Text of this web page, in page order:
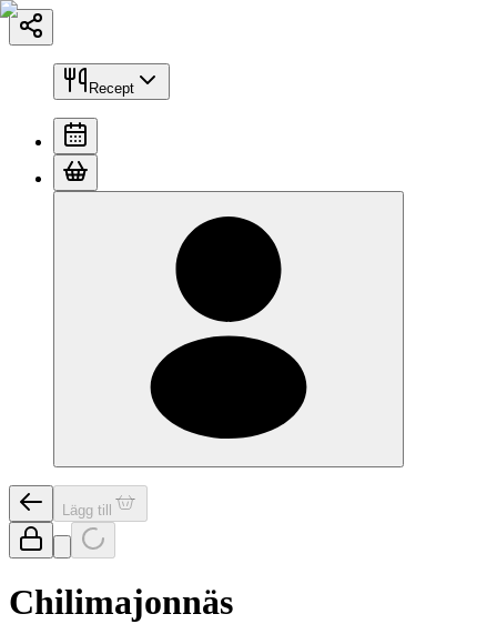
Recept
Lägg till
Chilimajonnäs